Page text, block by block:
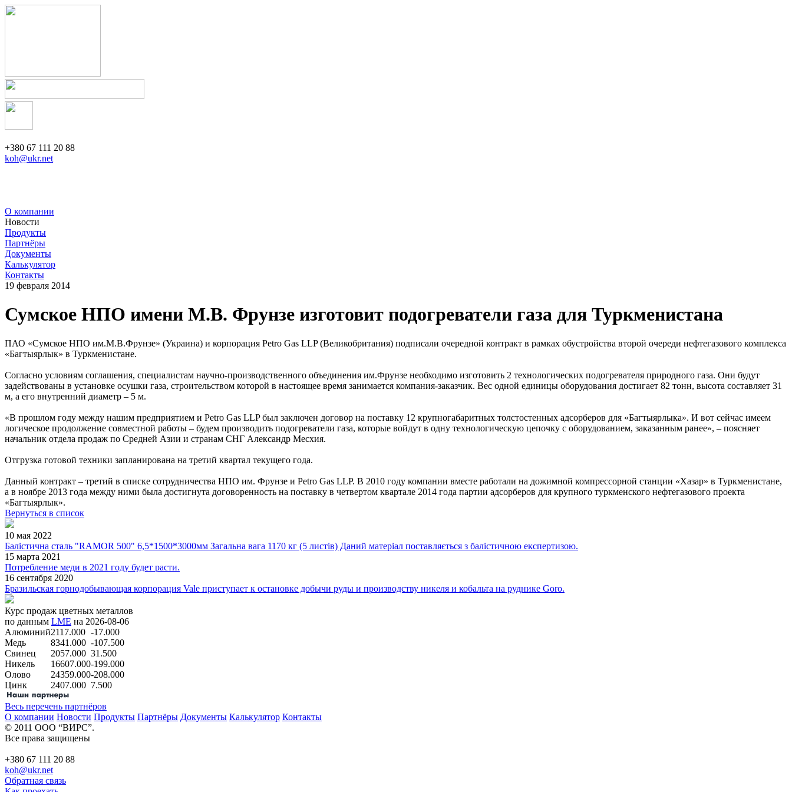
+380 67 111 20 88
koh@ukr.net
О компании
Новости
Продукты
Партнёры
Документы
Калькулятор
Контакты
19 февраля 2014
Сумское НПО имени М.В. Фрунзе изготовит подогреватели газа для Туркменистана
ПАО «Сумское НПО им.М.В.Фрунзе» (Украина) и корпорация Petro Gas LLP (Великобритания) подписали очередной контракт в рамках обустройства второй очереди нефтегазового комплекса
«Багтыярлык» в Туркменистане.
Согласно условиям соглашения, специалистам научно-производственного объединения им.Фрунзе необходимо изготовить 2 технологических подогревателя природного газа. Они будут
задействованы в установке осушки газа, строительством которой в настоящее время занимается компания-заказчик. Вес одной единицы оборудования достигает 82 тонн, высота составляет 31
м, а его внутренний диаметр – 5 м.
«В прошлом году между нашим предприятием и Petro Gas LLP был заключен договор на поставку 12 крупногабаритных толстостенных адсорберов для «Багтыярлыка». И вот сейчас имеем
логическое продолжение совместной работы – будем производить подогреватели газа, которые войдут в одну технологическую цепочку с оборудованием, заказанным ранее», – поясняет
начальник отдела продаж по Средней Азии и странам СНГ Александр Месхия.
Отгрузка готовой техники запланирована на третий квартал текущего года.
Данный контракт – третий в списке сотрудничества НПО им. Фрунзе и Petro Gas LLP. В 2010 году компании вместе работали на дожимной компрессорной станции «Хазар» в Туркменистане,
а в ноябре 2013 года между ними была достигнута договоренность на поставку в четвертом квартале 2014 года партии адсорберов для крупного туркменского нефтегазового проекта
«Багтыярлык».
Вернуться в список
10 мая 2022
Балістична сталь "RAMOR 500" 6,5*1500*3000мм Загальна вага 1170 кг (5 листів) Даний матеріал поставляється з балістичною експертизою.
15 марта 2021
Потребление меди в 2021 году будет расти.
16 сентября 2020
Бразильская горнодобывающая корпорация Vale приступает к остановке добычи руды и производству никеля и кобальта на руднике Goro.
Курс продаж цветных металлов
по данным LME на 2026-08-06
Алюминий2117.000 -17.000
Медь
8341.000 -107.500
Свинец
2057.000 31.500
Никель
16607.000-199.000
Олово
24359.000-208.000
Цинк
2407.000 7.500
Весь перечень партнёров
О компании Новости Продукты Партнёры Документы Калькулятор Контакты
© 2011 ООО “ВИРС”.
Все права защищены
+380 67 111 20 88
koh@ukr.net
Обратная связь